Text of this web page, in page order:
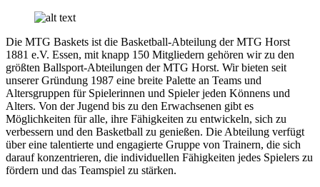
Die MTG Baskets ist die Basketball-Abteilung der MTG Horst
1881 e.V. Essen, mit knapp 150 Mitgliedern gehören wir zu den
größten Ballsport-Abteilungen der MTG Horst. Wir bieten seit
unserer Gründung 1987 eine breite Palette an Teams und
Altersgruppen für Spielerinnen und Spieler jeden Könnens und
Alters. Von der Jugend bis zu den Erwachsenen gibt es
Möglichkeiten für alle, ihre Fähigkeiten zu entwickeln, sich zu
verbessern und den Basketball zu genießen. Die Abteilung verfügt
über eine talentierte und engagierte Gruppe von Trainern, die sich
darauf konzentrieren, die individuellen Fähigkeiten jedes Spielers zu
fördern und das Teamspiel zu stärken.